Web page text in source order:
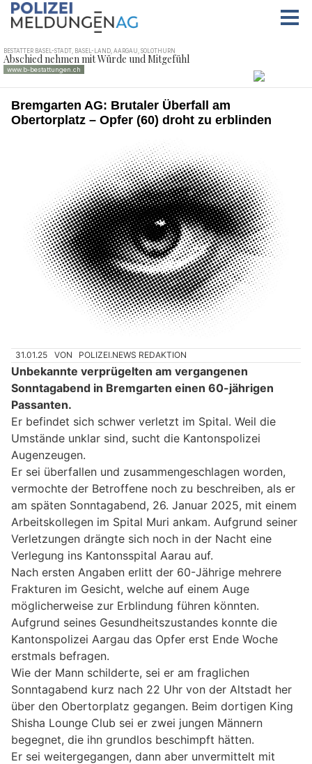
Bremgarten AG: Brutaler Überfall am
Obertorplatz – Opfer (60) droht zu erblinden
31.01.25 VON POLIZEI.NEWS REDAKTION
Unbekannte verprügelten am vergangenen
Sonntagabend in Bremgarten einen 60-jährigen
Passanten.
Er befindet sich schwer verletzt im Spital. Weil die
Umstände unklar sind, sucht die Kantonspolizei
Augenzeugen.
Er sei überfallen und zusammengeschlagen worden,
vermochte der Betroffene noch zu beschreiben, als er
am späten Sonntagabend, 26. Januar 2025, mit einem
Arbeitskollegen im Spital Muri ankam. Aufgrund seiner
Verletzungen drängte sich noch in der Nacht eine
Verlegung ins Kantonsspital Aarau auf.
Nach ersten Angaben erlitt der 60-Jährige mehrere
Frakturen im Gesicht, welche auf einem Auge
möglicherweise zur Erblindung führen könnten.
Aufgrund seines Gesundheitszustandes konnte die
Kantonspolizei Aargau das Opfer erst Ende Woche
erstmals befragen.
Wie der Mann schilderte, sei er am fraglichen
Sonntagabend kurz nach 22 Uhr von der Altstadt her
über den Obertorplatz gegangen. Beim dortigen King
Shisha Lounge Club sei er zwei jungen Männern
begegnet, die ihn grundlos beschimpft hätten.
Er sei weitergegangen, dann aber unvermittelt mit